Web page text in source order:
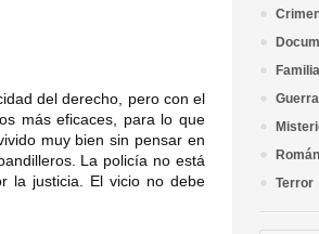
del derecho, pero con el
más eficaces, para lo que
muy bien sin pensar en
La policía no está
la justicia. El vicio no debe
Guerra
Terror